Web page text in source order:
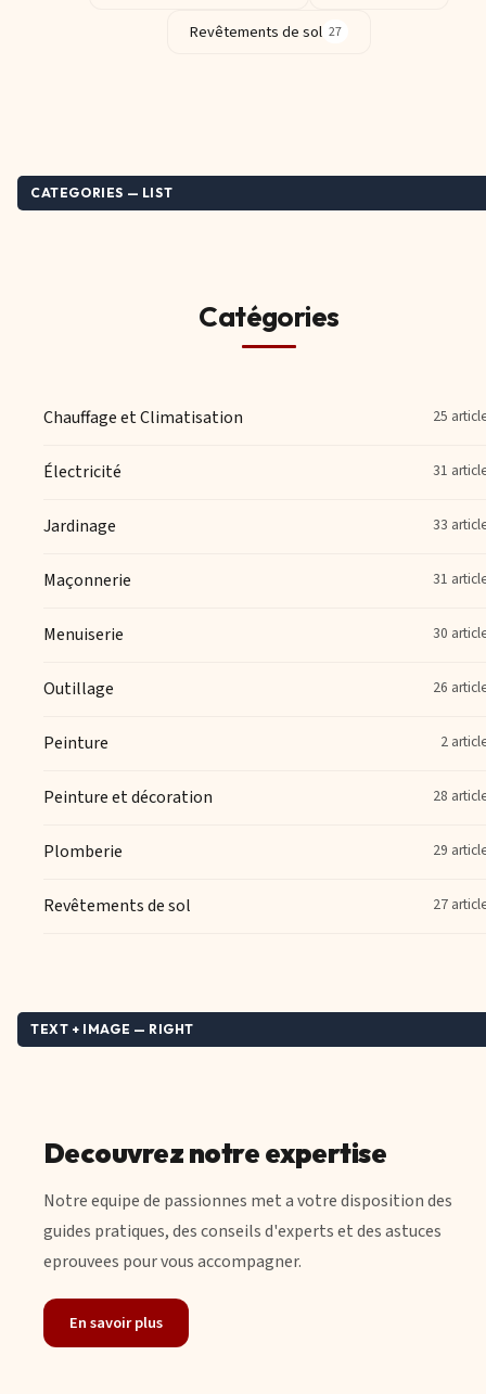
Revêtements de sol 27
CATEGORIES — LIST
Catégories
Chauffage et Climatisation 25
Électricité 31
Jardinage 33
Maçonnerie 31
Menuiserie 30
Outillage 26
Peinture 2
Peinture et décoration 28
Plomberie 29
Revêtements de sol 27
TEXT + IMAGE — RIGHT
Decouvrez notre expertise
Notre equipe de passionnes met a votre disposition des
guides pratiques, des conseils d'experts et des astuces
eprouvees pour vous accompagner.
En savoir plus